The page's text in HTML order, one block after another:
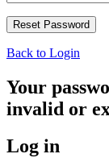
Back to Login
Your
invalid or
Log in